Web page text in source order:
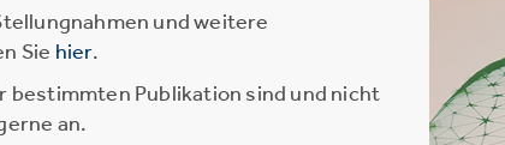
und weitere
Sie hier.
bestimmten Publikation sind und nicht
an.